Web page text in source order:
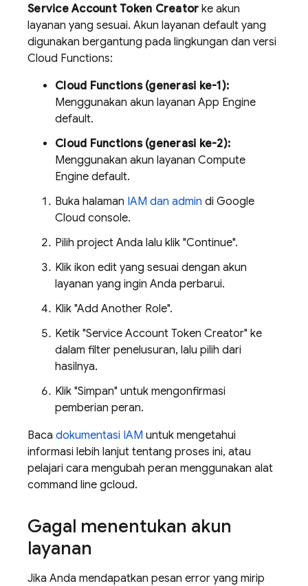
Service Account Token Creator ke akun
layanan yang sesuai. Akun layanan default yang
digunakan bergantung pada lingkungan dan versi
Cloud Functions:
Cloud Functions (generasi ke-1):
Menggunakan akun layanan App Engine
default.
Cloud Functions (generasi ke-2):
Menggunakan akun layanan Compute
Engine default.
Buka halaman IAM dan admin di Google
Cloud console.
Pilih project Anda lalu klik "Continue".
Klik ikon edit yang sesuai dengan akun
layanan yang ingin Anda perbarui.
Klik "Add Another Role".
Ketik "Service Account Token Creator" ke
dalam filter penelusuran, lalu pilih dari
hasilnya.
Klik "Simpan" untuk mengonfirmasi
pemberian peran.
Baca dokumentasi IAM untuk mengetahui
informasi lebih lanjut tentang proses ini, atau
pelajari cara mengubah peran menggunakan alat
command line gcloud.
Gagal menentukan akun
layanan
Jika Anda mendapatkan pesan error yang mirip